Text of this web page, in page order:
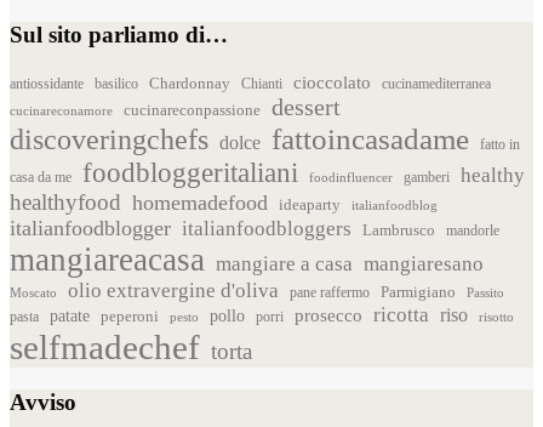
Sul sito parliamo di…
antiossidante basilico Chardonnay Chianti cioccolato cucinamediterranea
cucinareconamore cucinareconpassione dessert
discoveringchefs dolce fattoincasadame
fatto in
casa da me
foodbloggeritaliani foodinfluencer gamberi healthy
healthyfood homemadefood ideaparty italianfoodblog
italianfoodblogger italianfoodbloggers Lambrusco mandorle
mangiareacasa mangiare a casa mangiaresano
Moscato olio extravergine d'oliva pane raffermo Parmigiano Passito
pasta patate peperoni pesto pollo porri prosecco ricotta riso risotto
selfmadechef torta
Avviso